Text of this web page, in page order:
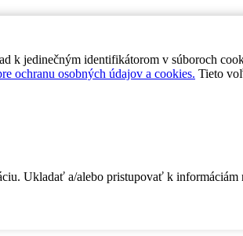
k jedinečným identifikátorom v súboroch
ochranu osobných údajov a cookies. Tieto
Ukladať a/alebo pristupovať k informáciám